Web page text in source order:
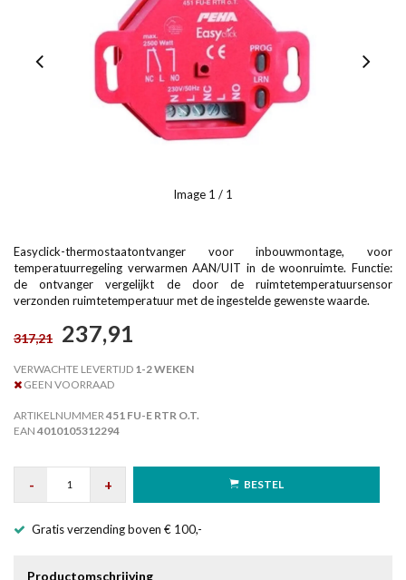
Image 1 / 1
Easyclick-thermostaatontvanger voor inbouwmontage, voor
temperatuurregeling verwarmen AAN/UIT in de woonruimte. Functie:
de ontvanger vergelijkt de door de ruimtetemperatuursensor
verzonden ruimtetemperatuur met de ingestelde gewenste waarde.
317,21 237,91
VERWACHTE LEVERTIJD 1-2 WEKEN
GEEN VOORRAAD
ARTIKELNUMMER451 FU-E RTR O.T.
EAN 4010105312294
- + BESTEL
Gratis verzending boven € 100,-
Productomschrijving